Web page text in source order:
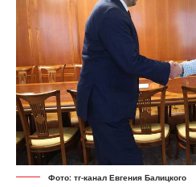
Фото: тг-канал Евгения Балицкого